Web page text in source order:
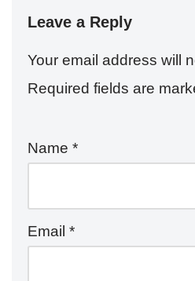
Leave a Reply
Your email address will
Required fields are
Name *
Email *